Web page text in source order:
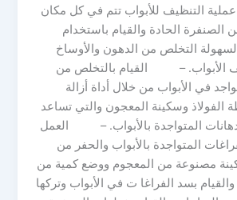
التنظيف للأبواب تتم في كل مكان
الصنفرة الحادة والقيام باستخدام
لسهولة التخلص من الدهون والأوساخ
الأبواب. – القيام بالتخلص من
في الأبواب من خلال أداة أزالة
الفولاذ وسكينة المعجون والتي تساعد
المتواجدة بالأبواب. – العمل
المتواجدة بالأبواب والحفر من
مصنوعة من المعجوم ووضع كمية من
بسد الفراغا ت في الأبواب وتركها